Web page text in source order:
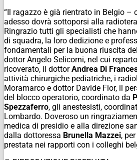
“Il ragazzo è già rientrato in Belgio –
adesso dovrà sottoporsi alla
Ringrazio tutti gli specialisti che
di squadra, la loro dedizione e
fondamentali per la buona riuscita
dottor Angelo Selicorni, nel cui
ricoverato, il dottorAndrea Di
attività chirurgiche pediatriche, i
Moramarco e dottor Davide Fior, il
del blocco operatorio, coordinato da
Spezzaferro, gli anestesisti,
Lombardo. Doveroso un
medica di presidio e alla direzione
dalla dottoressa Brunella Mazzei,
prestata nei rapporti con i colleghi